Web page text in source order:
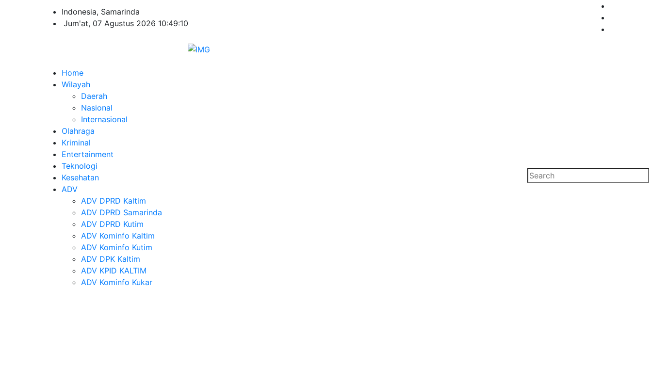
Indonesia, Samarinda
Jum'at, 07 Agustus 2026 10:49:10
Home
Wilayah
Daerah
Nasional
Internasional
Olahraga
Kriminal
Entertainment
Teknologi
Kesehatan
ADV
ADV DPRD Kaltim
ADV DPRD Samarinda
ADV DPRD Kutim
ADV Kominfo Kaltim
ADV Kominfo Kutim
ADV DPK Kaltim
ADV KPID KALTIM
ADV Kominfo Kukar